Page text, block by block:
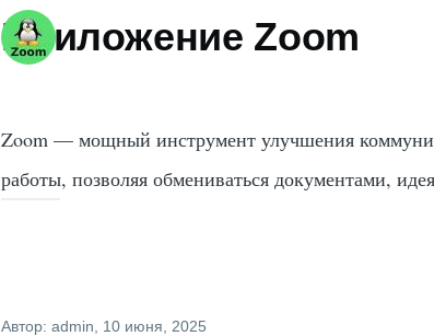
Приложение Zoom
Zoom — мощный инструмент улучшения
работы, позволяя обмениваться документами,
Автор:admin, 10 июня, 2025